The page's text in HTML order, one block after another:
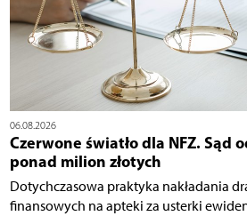
06.08.2026
Czerwone światło dla NFZ. Sąd
ponad milion złotych
Dotychczasowa praktyka nakładania
finansowych na apteki za usterki